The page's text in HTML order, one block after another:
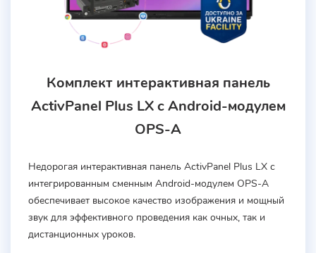
Комплект интерактивная панель
ActivPanel Plus LX с Android-модулем
OPS-A
Недорогая интерактивная панель ActivPanel Plus LX с
интегрированным сменным Android-модулем OPS-A
обеспечивает высокое качество изображения и мощный
звук для эффективного проведения как очных, так и
дистанционных уроков.